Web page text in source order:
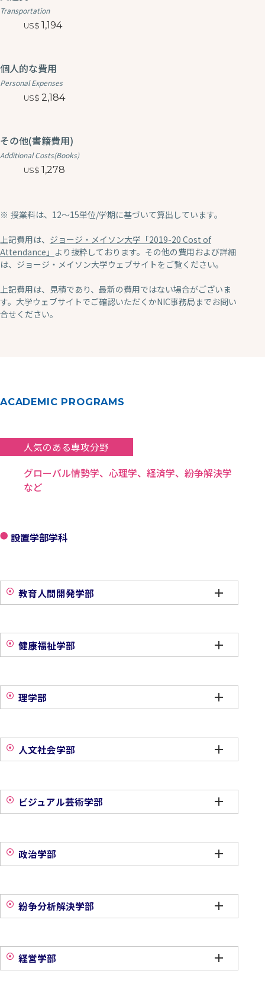
Transportation
1,194
個人的な費用
Personal Expenses
2,184
その他(書籍費用)
Additional Costs(Books)
1,278
授業料は、12〜15単位/学期に基づいて算出しています。
上記費用は、 ジョージ・メイソン大学「2019-20 Cost of
Attendance」 より抜粋しております。その他の費用および詳細
は、ジョージ・メイソン大学ウェブサイトをご覧ください。
上記費用は、見積であり、最新の費用ではない場合がございま
す。大学ウェブサイトでご確認いただくかNIC事務局までお問い
合せください。
ACADEMIC PROGRAMS
人気のある専攻分野
グローバル情勢学、心理学、経済学、紛争解決学
など
設置学部学科
教育人間開発学部
健康福祉学部
理学部
人文社会学部
ビジュアル芸術学部
政治学部
紛争分析解決学部
経営学部